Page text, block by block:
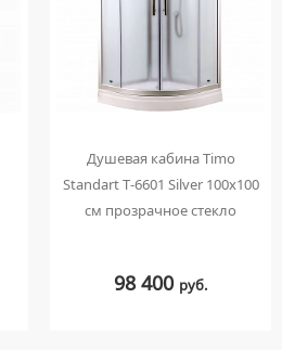
Душевая кабина Timo
Standart T-6601 Silver 100x100
см прозрачное стекло
98 400 руб.